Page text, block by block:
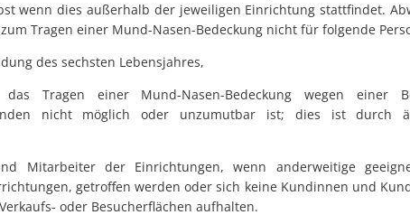
wenn dies außerhalb der jeweiligen Einrichtung stattfindet.
Tragen einer Mund-Nasen-Bedeckung nicht für folgende
des sechsten Lebensjahres,
Tragen einer Mund-Nasen-Bedeckung wegen einer
nicht möglich oder unzumutbar ist; dies ist durch
Mitarbeiter der Einrichtungen, wenn anderweitige
getroffen werden oder sich keine Kundinnen und
oder Besucherflächen aufhalten.